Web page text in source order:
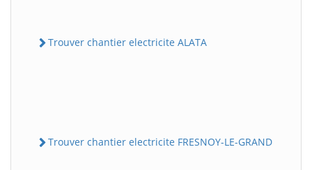
Trouver chantier electricite ALATA
Trouver chantier electricite FRESNOY-LE-GRAND